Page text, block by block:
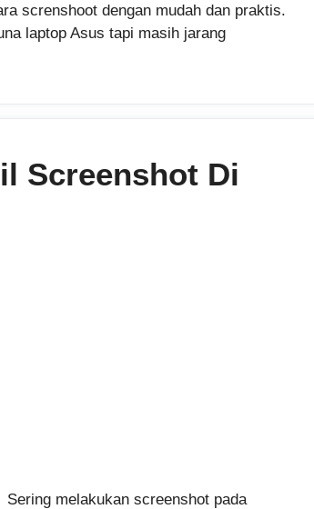
screnshoot dengan mudah dan praktis.
laptop Asus tapi masih jarang
Screenshot Di
melakukan screenshot pada